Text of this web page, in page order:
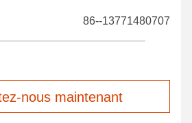
86--13771480707
nous maintenant